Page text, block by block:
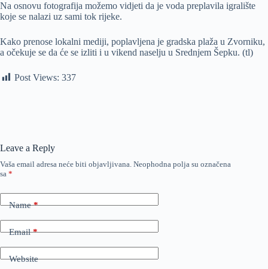
Na osnovu fotografija možemo vidjeti da je voda preplavila igralište
koje se nalazi uz sami tok rijeke.
Kako prenose lokalni mediji, poplavljena je gradska plaža u Zvorniku,
a očekuje se da će se izliti i u vikend naselju u Srednjem Šepku. (tl)
Post Views: 337
Leave a Reply
Vaša email adresa neće biti objavljivana. Neophodna polja su označena
sa *
Name*
Email*
Website